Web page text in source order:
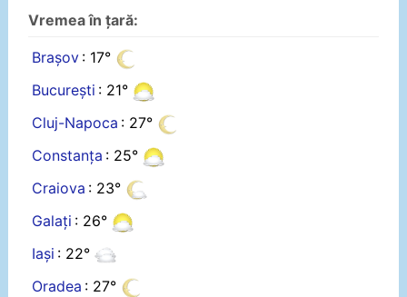
Vremea în țară:
Brașov : 17°
București : 21°
Cluj-Napoca : 27°
Constanța : 25°
Craiova : 23°
Galați : 26°
Iași : 22°
Oradea : 27°